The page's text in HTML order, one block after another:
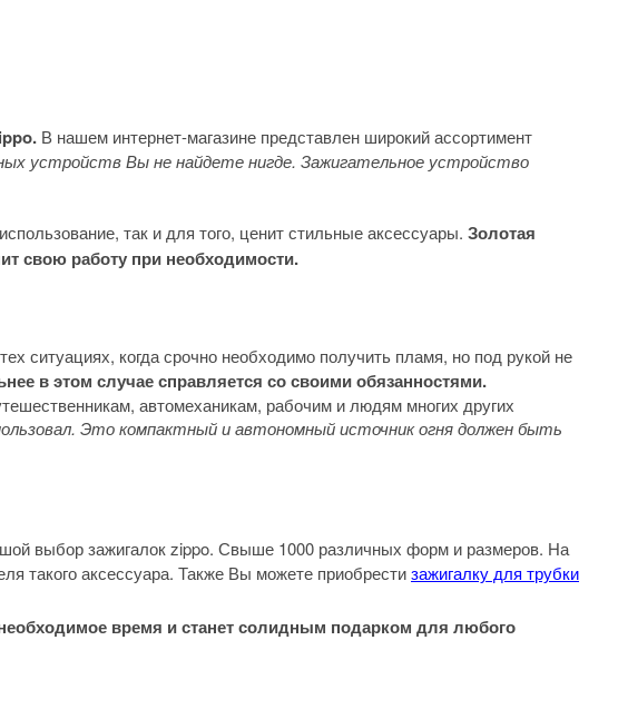
В нашем интернет-магазине представлен широкий ассортимент
устройств Вы не найдете нигде. Зажигательное устройство
так и для того, ценит стильные аксессуары. Золотая
свою работу при необходимости.
ситуациях, когда срочно необходимо получить пламя, но под рукой не
в этом случае справляется со своими обязанностями.
автомеханикам, рабочим и людям многих других
Это компактный и автономный источник огня должен быть
выбор зажигалок zippo. Свыше 1000 различных форм и размеров. На
такого аксессуара. Также Вы можете приобрестизажигалку для трубки
время и станет солидным подарком для любого